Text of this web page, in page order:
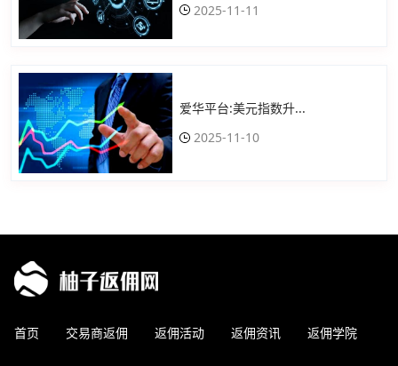
2025-11-11
爱华平台:美元指数升...
2025-11-10
首页 交易商返佣 返佣活动 返佣资讯 返佣学院